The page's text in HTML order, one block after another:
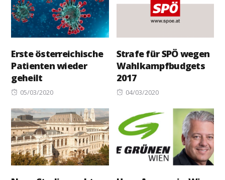
Erste österreichische
Patienten wieder
geheilt
Posted
05/03/2020
Strafe für SPÖ wegen
Wahlkampfbudgets
2017
Posted
04/03/2020